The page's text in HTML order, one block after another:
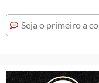
Seja o primeiro a